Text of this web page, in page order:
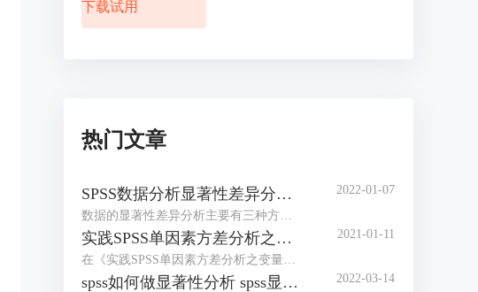
下载试用
热门文章
SPSS数据分析显著性差异分析步骤 SPSS显著性差异分析结果怎么看
数据的显著性差异分析主要有三种方法，分别是卡方检验、T检验和方差分析。这三种方法都有具体的数据要求：卡方检验是对多个类别的数据进行分析，T检验是对两组数据进行分析，方差分析是对多组数据进行检验。下面，小编具体说明一下SPSS数据分析显著性差异分析步骤，SPSS显著性差异分析结果怎么看。
2022-01-07
实践SPSS单因素方差分析之检验结果解读
在《实践SPSS单因素方差分析之变量与检验方法设置》一文中，我们已经详细地演示了IBM SPSS Statistics单因素方差分析方法的变量选择以及相关的选项、对比设置。
2021-01-11
spss如何做显著性分析 spss显著性差异分析怎么标abc 2022-03-14